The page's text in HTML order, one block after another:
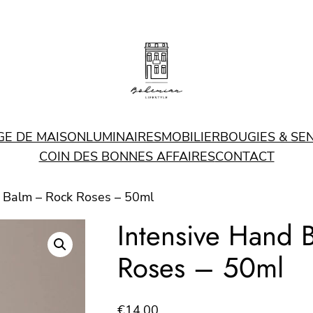
DE MAISONLUMINAIRESMOBILIERBOUGIES &
COIN DES BONNES AFFAIRESCONTACT
– Rock Roses – 50ml
Intensive Hand
Roses – 50ml